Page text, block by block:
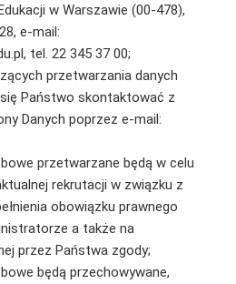
w Warszawie (00-478),
e-mail:
tel. 22 345 37 00;
przetwarzania danych
Państwo skontaktować z
Danych poprzez e-mail:
przetwarzane będą w celu
rekrutacji w związku z
obowiązku prawnego
a także na
przez Państwa zgody;
będą przechowywane,